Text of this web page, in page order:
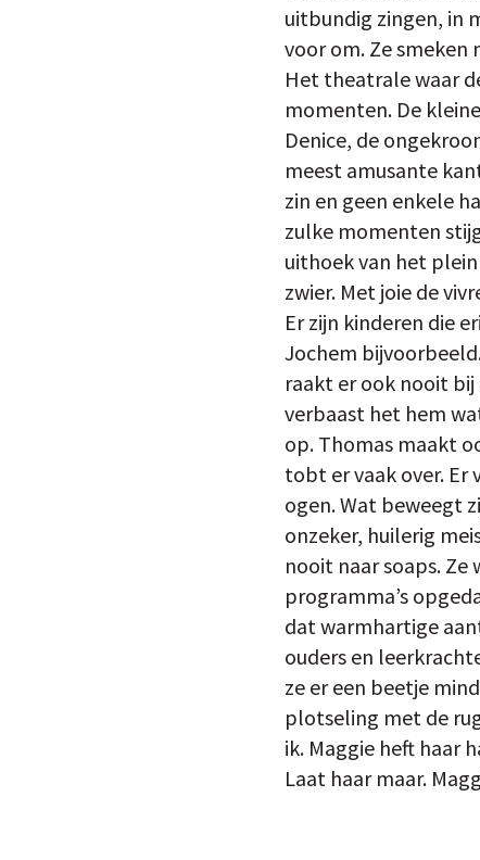
uitbundig zingen, in
voor om. Ze
Het theatrale waar
momenten. De
Denice, de
meest amusante
zin en geen enkele
zulke momenten
uithoek van het
zwier. Met joie de
Er zijn kinderen die
Jochem
raakt er ook nooit
verbaast het hem
op. Thomas maakt
tobt er vaak over. Er
ogen. Wat beweegt
onzeker, huilerig
nooit naar soaps.
programma’s
dat warmhartige
ouders en
ze er een beetje
plotseling met de
ik. Maggie heft haar
Laat haar maar.